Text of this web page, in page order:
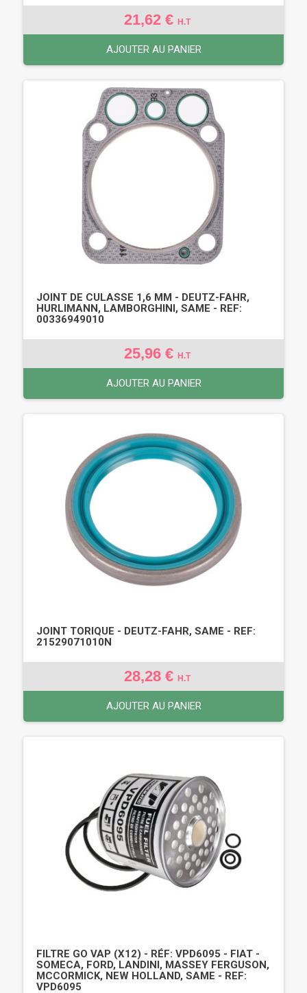
21,62 € H.T
AJOUTER AU PANIER
JOINT DE CULASSE 1,6 MM - DEUTZ-FAHR,
HURLIMANN, LAMBORGHINI, SAME - REF:
00336949010
25,96 € H.T
AJOUTER AU PANIER
JOINT TORIQUE - DEUTZ-FAHR, SAME - REF:
21529071010N
28,28 € H.T
AJOUTER AU PANIER
FILTRE GO VAP (X12) - RÉF: VPD6095 - FIAT -
SOMECA, FORD, LANDINI, MASSEY FERGUSON,
MCCORMICK, NEW HOLLAND, SAME - REF:
VPD6095